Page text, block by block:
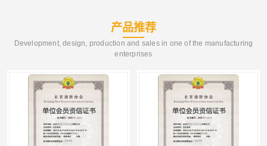
产品推荐
Development, design, production and sales in one of the manufacturing
enterprises